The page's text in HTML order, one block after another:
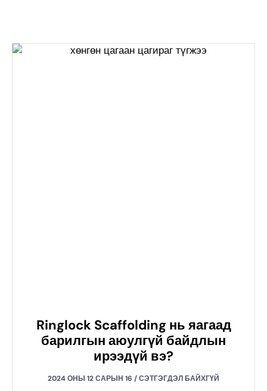
Ringlock Scaffolding нь яагаад
барилгын аюулгүй байдлын
ирээдүй вэ?
2024 ОНЫ 12 САРЫН 16 СЭТГЭГДЭЛ БАЙХГҮЙ